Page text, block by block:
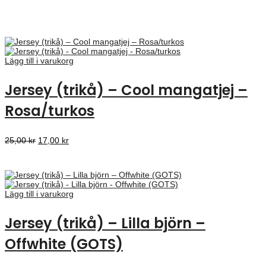
Lägg till i varukorg
Jersey (trikå) – Cool mangatjej –
Rosa/turkos
25,00kr Det
25,00 kr.
17,00 krDet
17,00 kr.
Lägg till i varukorg
Jersey (trikå) – Lilla björn –
Offwhite (GOTS)